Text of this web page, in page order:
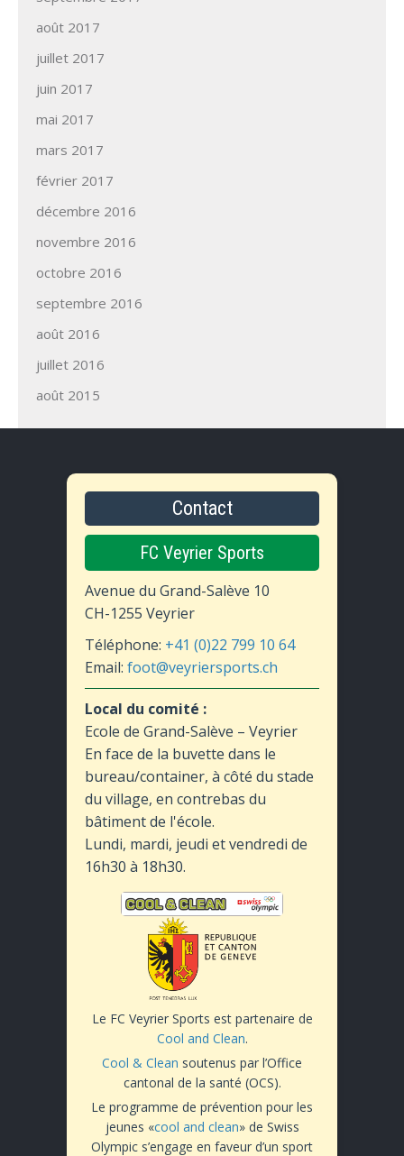
août 2017
juillet 2017
juin 2017
mai 2017
mars 2017
février 2017
décembre 2016
novembre 2016
octobre 2016
septembre 2016
août 2016
juillet 2016
août 2015
Contact
FC Veyrier Sports
Avenue du Grand-Salève 10
CH-1255 Veyrier
Téléphone: +41 (0)22 799 10 64
Email: foot@veyriersports.ch
Local du comité :
Ecole de Grand-Salève – Veyrier
En face de la buvette dans le
bureau/container, à côté du stade
du village, en contrebas du
bâtiment de l'école.
Lundi, mardi, jeudi et vendredi de
16h30 à 18h30.
Le FC Veyrier Sports est partenaire de
Cool and Clean.
Cool & Clean soutenus par l’Office
cantonal de la santé (OCS).
Le programme de prévention pour les
jeunes «cool and clean» de Swiss
Olympic s’engage en faveur d’un sport